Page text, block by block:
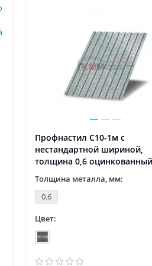
29.04.2022
1 мая – Праздник Весны и
Компания "Евроштакетник" С
праздником 1 Мая! Пусть
станет днем, когда все дела
Профнастил С10-1м с
нестандартной шириной,
толщина 0,6 оцинкованный
Толщина металла, мм:
0.6
Цвет: